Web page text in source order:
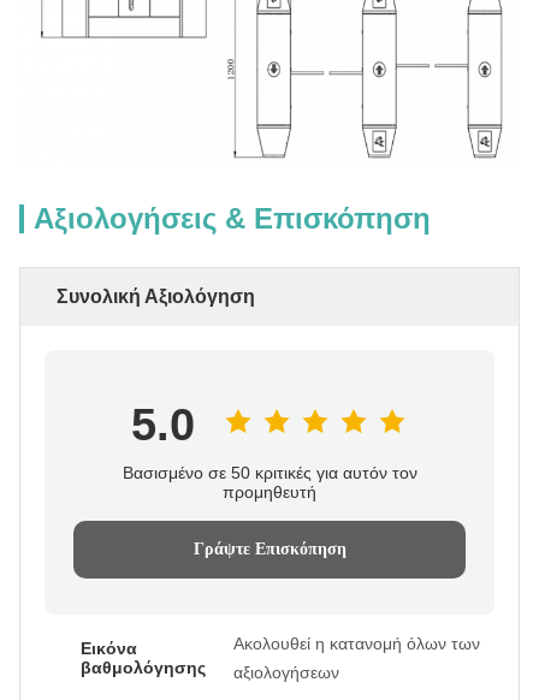
Αξιολογήσεις & Επισκόπηση
Συνολική Αξιολόγηση
5.0
Βασισμένο σε 50 κριτικές για αυτόν τον
προμηθευτή
Γράψτε Επισκόπηση
Εικόνα
βαθμολόγησης
Ακολουθεί η κατανομή όλων των
αξιολογήσεων